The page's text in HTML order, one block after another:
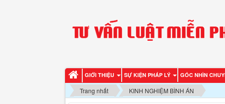
GIỚI THIỆU SỰ KIỆN PHÁP LÝ GÓC NHÌN
Trang nhất KINH NGHIỆM BÌNH ÁN